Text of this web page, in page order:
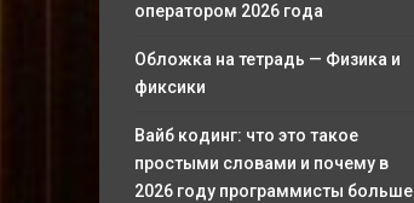
оператором 2026 года
Обложка на тетрадь — Физика и
фиксики
Вайб кодинг: что это такое
простыми словами и почему в
2026 году программисты больше